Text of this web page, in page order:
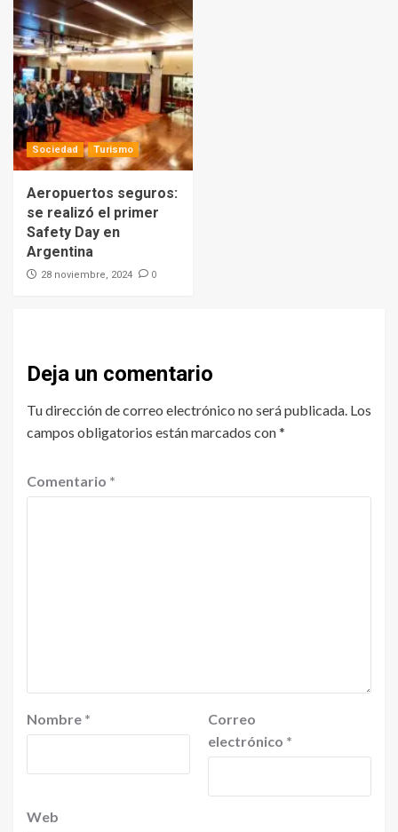
Sociedad Turismo
Aeropuertos seguros:
se realizó el primer
Safety Day en
Argentina
28 noviembre, 2024 0
Deja un comentario
Tu dirección de correo electrónico no será publicada. Los
campos obligatorios están marcados con*
Comentario *
Nombre *
Correo
electrónico *
Web